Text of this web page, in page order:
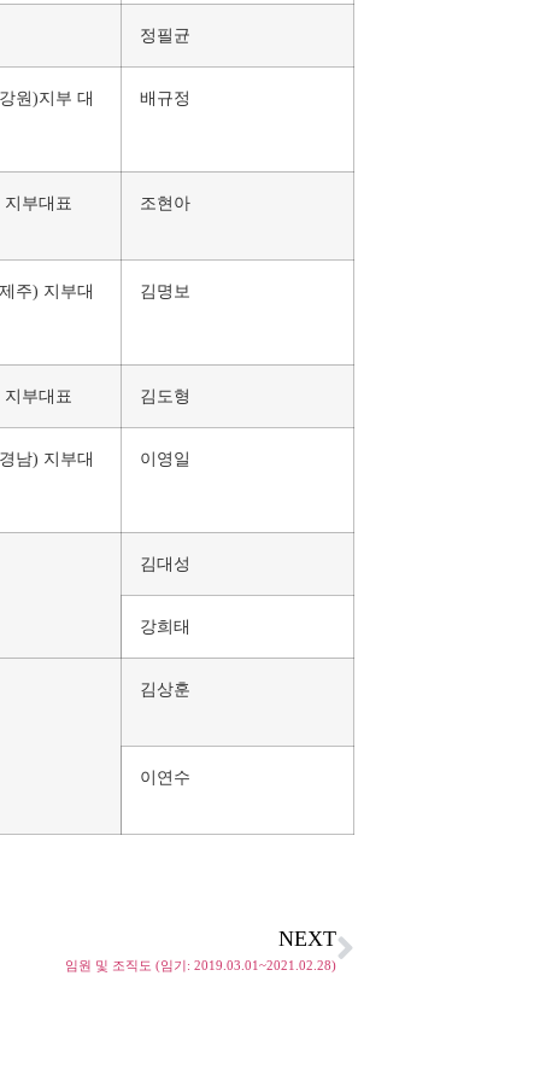
정필균
원)지부 대 배규정
부대표 조현아
주) 지부대 김명보
부대표 김도형
남) 지부대 이영일
김대성
강희태
김상훈
이연수
NEXT
임원 및 조직도 (임기: 2019.03.01~2021.02.28)